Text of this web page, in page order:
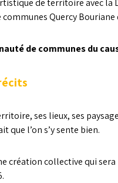
de territoire avec la
Quercy Bouriane
de communes du
ses lieux, ses
l’on s’y sente bien.
création collective qui